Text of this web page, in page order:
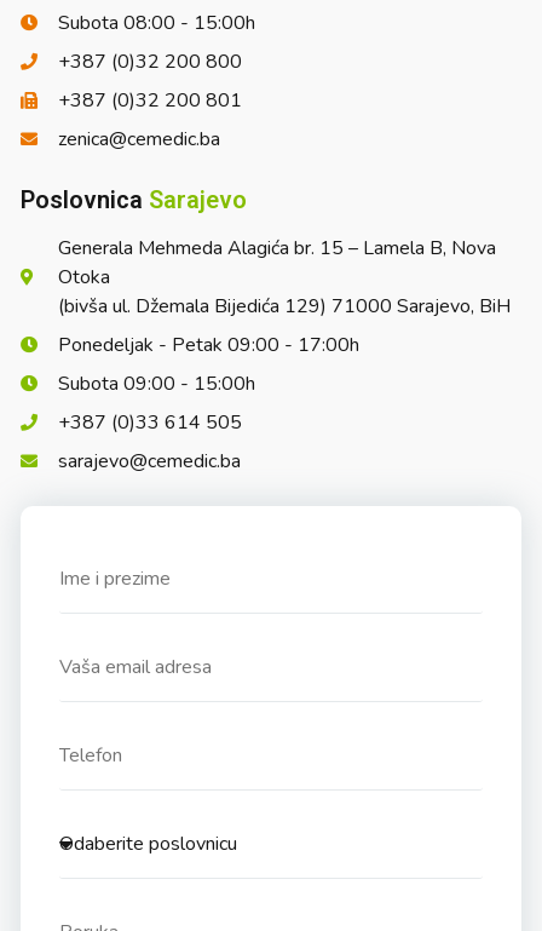
Subota 08:00 - 15:00h
+387 (0)32 200 800
+387 (0)32 200 801
zenica@cemedic.ba
Poslovnica Sarajevo
Generala Mehmeda Alagića br. 15 – Lamela B, Nova
Otoka
(bivša ul. Džemala Bijedića 129) 71000 Sarajevo, BiH
Ponedeljak - Petak 09:00 - 17:00h
Subota 09:00 - 15:00h
+387 (0)33 614 505
sarajevo@cemedic.ba